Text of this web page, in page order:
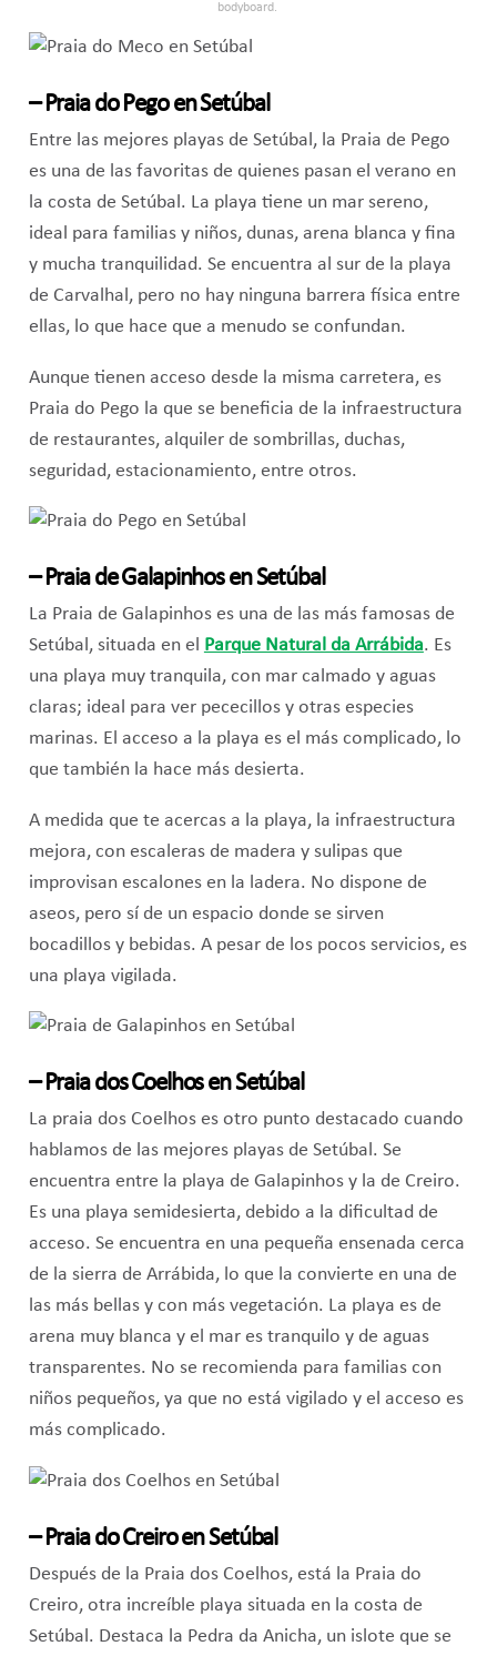
bodyboard.
– Praia do Pego en Setúbal
Entre las mejores playas de Setúbal, la Praia de Pego
es una de las favoritas de quienes pasan el verano en
la costa de Setúbal. La playa tiene un mar sereno,
ideal para familias y niños, dunas, arena blanca y fina
y mucha tranquilidad. Se encuentra al sur de la playa
de Carvalhal, pero no hay ninguna barrera física entre
ellas, lo que hace que a menudo se confundan.
Aunque tienen acceso desde la misma carretera, es
Praia do Pego la que se beneficia de la infraestructura
de restaurantes, alquiler de sombrillas, duchas,
seguridad, estacionamiento, entre otros.
– Praia de Galapinhos en Setúbal
La Praia de Galapinhos es una de las más famosas de
Setúbal, situada en el Parque Natural da Arrábida. Es
una playa muy tranquila, con mar calmado y aguas
claras; ideal para ver pececillos y otras especies
marinas. El acceso a la playa es el más complicado, lo
que también la hace más desierta.
A medida que te acercas a la playa, la infraestructura
mejora, con escaleras de madera y sulipas que
improvisan escalones en la ladera. No dispone de
aseos, pero sí de un espacio donde se sirven
bocadillos y bebidas. A pesar de los pocos servicios, es
una playa vigilada.
– Praia dos Coelhos en Setúbal
La praia dos Coelhos es otro punto destacado cuando
hablamos de las mejores playas de Setúbal. Se
encuentra entre la playa de Galapinhos y la de Creiro.
Es una playa semidesierta, debido a la dificultad de
acceso. Se encuentra en una pequeña ensenada cerca
de la sierra de Arrábida, lo que la convierte en una de
las más bellas y con más vegetación. La playa es de
arena muy blanca y el mar es tranquilo y de aguas
transparentes. No se recomienda para familias con
niños pequeños, ya que no está vigilado y el acceso es
más complicado.
– Praia do Creiro en Setúbal
Después de la Praia dos Coelhos, está la Praia do
Creiro, otra increíble playa situada en la costa de
Setúbal. Destaca la Pedra da Anicha, un islote que se